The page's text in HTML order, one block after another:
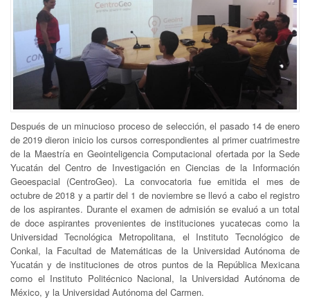
Después de un minucioso proceso de selección, el pasado 14 de enero
de 2019 dieron inicio los cursos correspondientes al primer cuatrimestre
de la Maestría en Geointeligencia Computacional ofertada por la Sede
Yucatán del Centro de Investigación en Ciencias de la Información
Geoespacial (CentroGeo). La convocatoria fue emitida el mes de
octubre de 2018 y a partir del 1 de noviembre se llevó a cabo el registro
de los aspirantes. Durante el examen de admisión se evaluó a un total
de doce aspirantes provenientes de instituciones yucatecas como la
Universidad Tecnológica Metropolitana, el Instituto Tecnológico de
Conkal, la Facultad de Matemáticas de la Universidad Autónoma de
Yucatán y de instituciones de otros puntos de la República Mexicana
como el Instituto Politécnico Nacional, la Universidad Autónoma de
México, y la Universidad Autónoma del Carmen.